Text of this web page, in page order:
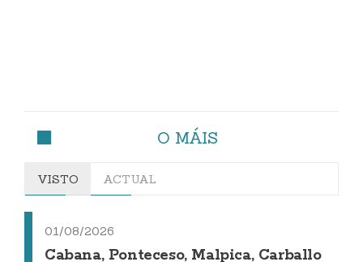
O MÁIS
VISTO ACTUAL
01/08/2026
Cabana, Ponteceso, Malpica, Carballo